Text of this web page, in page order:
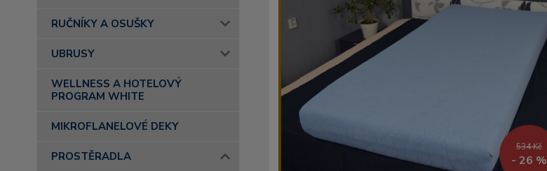
RUČNÍKY A OSUŠKY
UBRUSY
WELLNESS A HOTELOVÝ
PROGRAM WHITE
MIKROFLANELOVÉ DEKY
PROSTĚRADLA
534 Kč
- 26 %